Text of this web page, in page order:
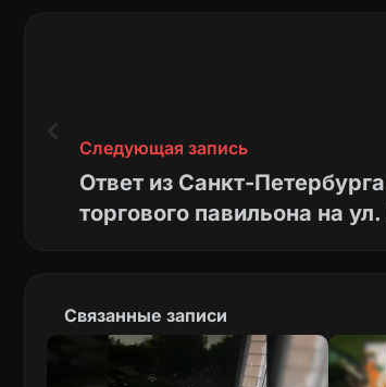
Следующая запись
Ответ из Санкт-
торгового павильона на
Связанные записи